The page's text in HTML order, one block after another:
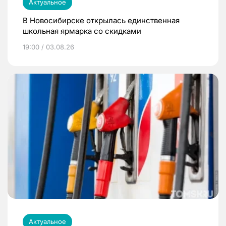
Актуальное
В Новосибирске открылась единственная
школьная ярмарка со скидками
19:00 / 03.08.26
Актуальное